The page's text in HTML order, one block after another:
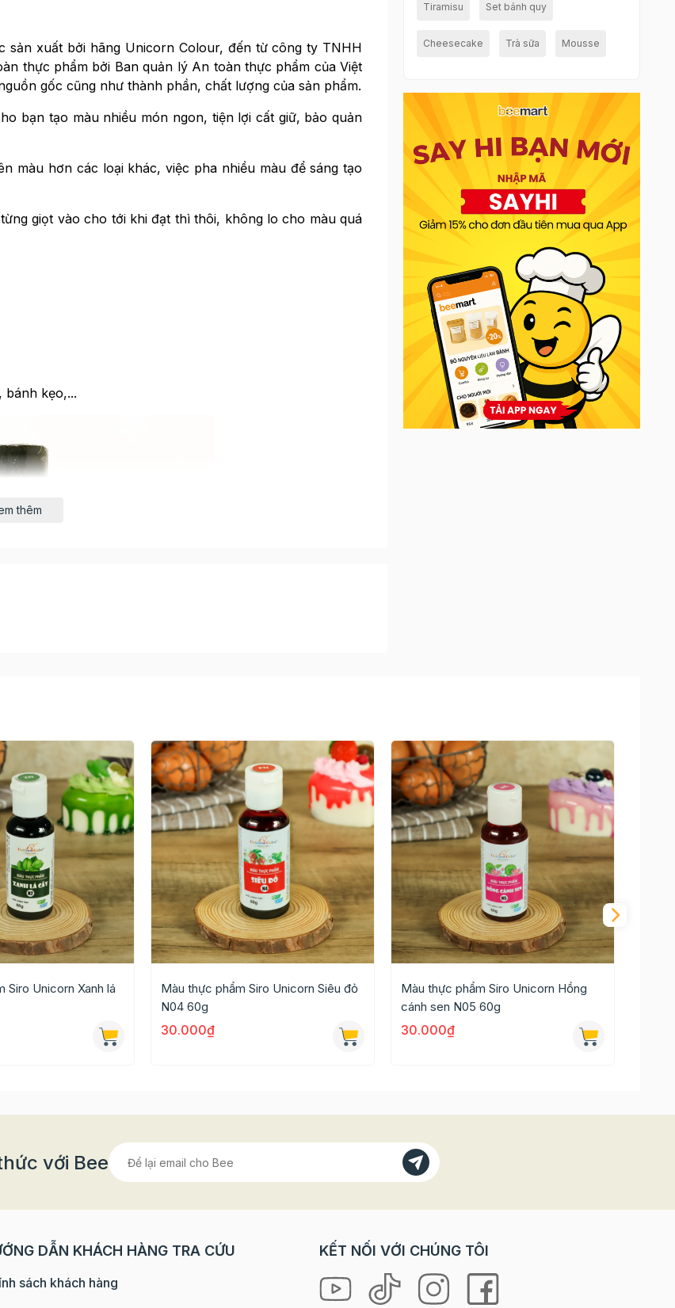
sản xuất bởi hãng Unicorn Colour, đến từ công ty TNHH
thực phẩm bởi Ban quản lý An toàn thực phẩm của Việt
gốc cũng như thành phần, chất lượng của sản phẩm.
bạn tạo màu nhiều món ngon, tiện lợi cất giữ, bảo quản
màu hơn các loại khác, việc pha nhiều màu để sáng tạo
giọt vào cho tới khi đạt thì thôi, không lo cho màu quá
bánh kẹo,...
thành phẩm sẽ có màu quá đậm và hương vị quá nồng,
nhào hoặc cho thêm vào lớp đường cô phủ lên bề mặt
đang dùng, tránh dùng hàng không rõ nguồn gốc.
thêm
Tiramisu Set bánh quy
Cheesecake Trà sữa Mousse
Siro Unicorn Xanh lá
Màu thực phẩm Siro Unicorn Siêu đỏ
N04 60g
30.000₫
Màu thực phẩm Siro Unicorn Hồng
cánh sen N05 60g
30.000₫
với Bee
DẪN KHÁCH HÀNG TRA CỨU
sách khách hàng
KẾT NỐI VỚI CHÚNG TÔI